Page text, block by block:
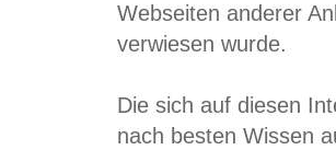
Webseiten anderer
verwiesen wurde.
Die sich auf diesen
nach besten Wissen